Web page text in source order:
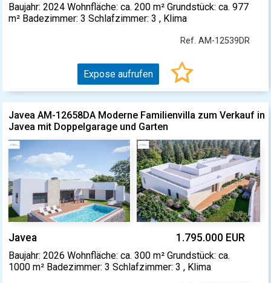
Baujahr: 2024 Wohnfläche: ca. 200 m² Grundstück: ca. 977
m² Badezimmer: 3 Schlafzimmer: 3 , Klima
Ref. AM-12539DR
Expose aufrufen
Javea AM-12658DA Moderne Familienvilla zum Verkauf in
Javea mit Doppelgarage und Garten
Javea 1.795.000 EUR
Baujahr: 2026 Wohnfläche: ca. 300 m² Grundstück: ca.
1000 m² Badezimmer: 3 Schlafzimmer: 3 , Klima